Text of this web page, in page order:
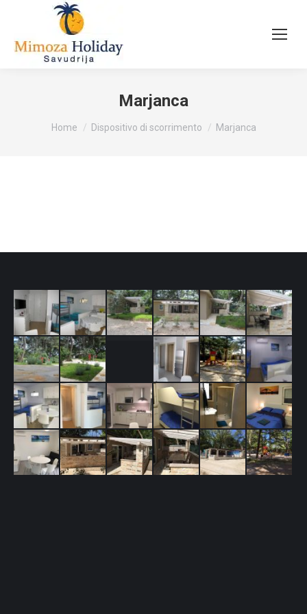
Marjanca
Tu sei qui:
Home Dispositivo di scorrimento Marjanca